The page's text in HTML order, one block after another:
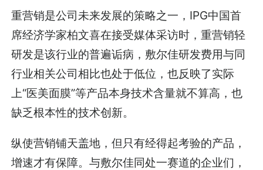
重营销是公司未来发展的策略之一，IPG中国首
席经济学家柏文喜在接受媒体采访时，重营销轻
研发是该行业的普遍诟病，敷尔佳研发费用与同
行业相关公司相比也处于低位，也反映了实际
上“医美面膜”等产品本身技术含量就不算高，也
缺乏根本性的技术创新。
纵使营销铺天盖地，但只有经得起考验的产品，
增速才有保障。与敷尔佳同处一赛道的企业们，